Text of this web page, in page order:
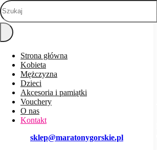
Strona główna
Kobieta
Mężczyzna
Dzieci
Akcesoria i pamiątki
Vouchery
O nas
Kontakt
sklep@maratonygorskie.pl